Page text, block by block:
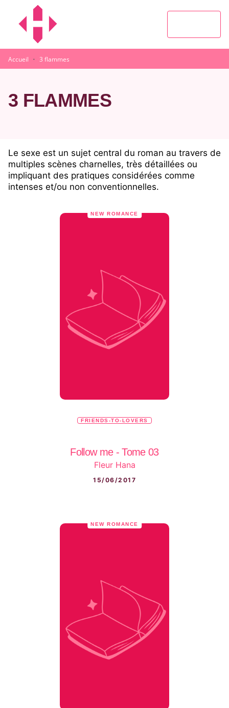
MENU
Accueil · 3 flammes
3 FLAMMES
Le sexe est un sujet central du roman au travers de
multiples scènes charnelles, très détaillées ou
impliquant des pratiques considérées comme
intenses et/ou non conventionnelles.
NEW ROMANCE
FRIENDS-TO-LOVERS
Follow me - Tome 03
Fleur Hana
15/06/2017
NEW ROMANCE